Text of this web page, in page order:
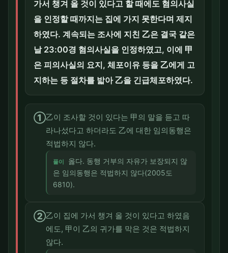
가서 챙겨 올 것이 있다고 할 때에도 혐의사실
을 인정할 때까지는 집에 가지 못한다며 제지
하였다. 계속되는 조사에 지친 乙은 결국 같은
날 23:00경 혐의사실을 인정하였고, 이에 甲
은 피의사실의 요지, 체포이유 등을 乙에게 고
지하는 등 절차를 밟아 乙을 긴급체포하였다.
①乙이 조사할 것이 있다는 甲의 말을 듣고 따
라나섰다고 하더라도 乙에 대한 임의동행은
적법하지 않다.
풀이
옳다. 동행 거부의 자유가 보장되지 않
은 임의동행은 적법하지 않다(2005도
6810).
②乙이 집에 가서 챙겨 올 것이 있다고 하였음
에도, 甲이 乙의 귀가를 막은 것은 적법하지
않다.